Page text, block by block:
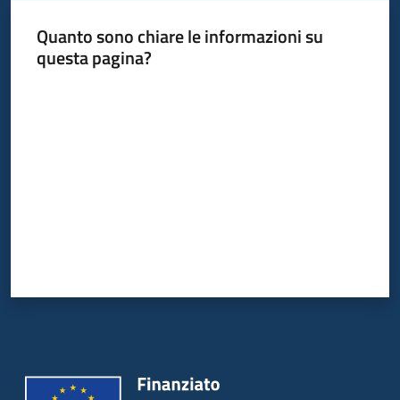
Informazioni
Quanto sono chiare le informazioni su
questa pagina?